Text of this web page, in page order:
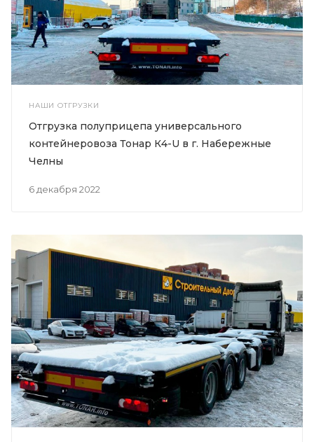
НАШИ ОТГРУЗКИ
6 декабря 2022
Отгрузка полуприцепа универсального
контейнеровоза Тонар К4-U в г. Набережные
Челны